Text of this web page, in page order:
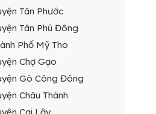
Tân Phước
Tân Phú Đông
Phố Mỹ Tho
Chợ Gạo
Gò Công Đông
Châu Thành